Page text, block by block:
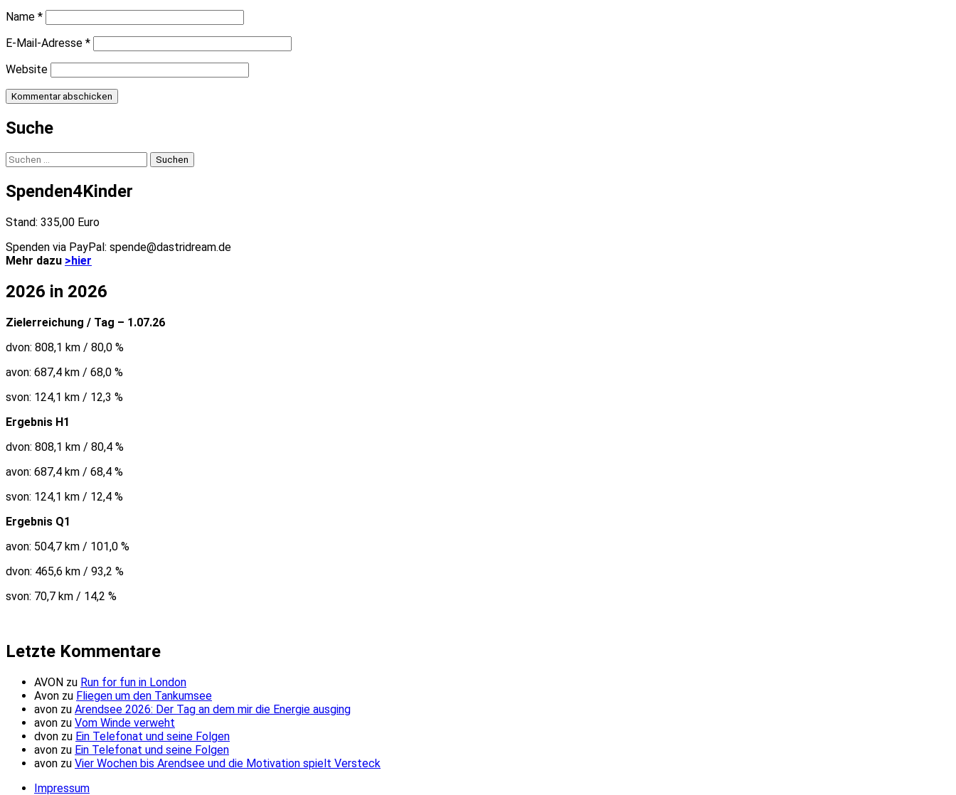
Name *
E-Mail-Adresse *
Website
Suche
Suchen
nach:
Spenden4Kinder
Stand: 335,00 Euro
Spenden via PayPal: spende@dastridream.de
Mehr dazu >hier
2026 in 2026
Zielerreichung / Tag – 1.07.26
dvon: 808,1 km / 80,0 %
avon: 687,4 km / 68,0 %
svon: 124,1 km / 12,3 %
Ergebnis H1
dvon: 808,1 km / 80,4 %
avon: 687,4 km / 68,4 %
svon: 124,1 km / 12,4 %
Ergebnis Q1
avon: 504,7 km / 101,0 %
dvon: 465,6 km / 93,2 %
svon: 70,7 km / 14,2 %
Letzte Kommentare
AVON zu Run for fun in London
Avon zu Fliegen um den Tankumsee
avon zu Arendsee 2026: Der Tag an dem mir die Energie ausging
avon zu Vom Winde verweht
dvon zu Ein Telefonat und seine Folgen
avon zu Ein Telefonat und seine Folgen
avon zu Vier Wochen bis Arendsee und die Motivation spielt Versteck
Impressum